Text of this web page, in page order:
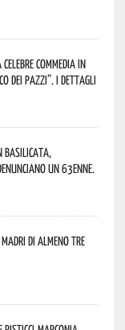
commedia in
dei pazzi”. I dettagli
Basilicata,
un 63enne.
di almeno tre